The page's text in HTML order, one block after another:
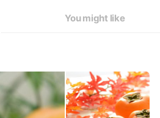
You might like